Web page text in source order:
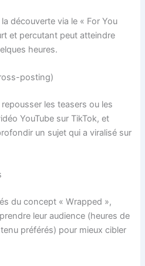
découverte via le « For You
et percutant peut atteindre
heures.
posting)
les teasers ou les
YouTube sur TikTok, et
un sujet qui a viralisé sur
du concept « Wrapped »,
leur audience (heures de
préférés) pour mieux cibler